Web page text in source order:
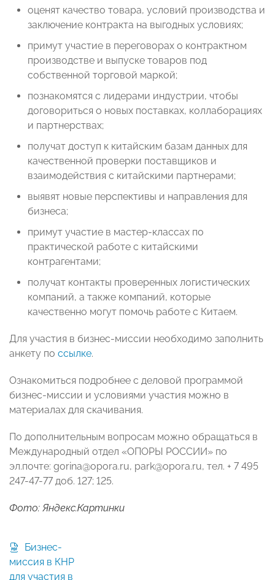
оценят качество товара, условий производства и
заключение контракта на выгодных условиях;
примут участие в переговорах о контрактном
производстве и выпуске товаров под
собственной торговой маркой;
познакомятся с лидерами индустрии, чтобы
договориться о новых поставках, коллаборациях
и партнерствах;
получат доступ к китайским базам данных для
качественной проверки поставщиков и
взаимодействия с китайскими партнерами;
выявят новые перспективы и направления для
бизнеса;
примут участие в мастер-классах по
практической работе с китайскими
контрагентами;
получат контакты проверенных логистических
компаний, а также компаний, которые
качественно могут помочь работе с Китаем.
Для участия в бизнес-миссии необходимо заполнить
анкету по ссылке.
Ознакомиться подробнее с деловой программой
бизнес-миссии и условиями участия можно в
материалах для скачивания.
По дополнительным вопросам можно обращаться в
Международный отдел «ОПОРЫ РОССИИ» по
эл.почте: gorina@opora.ru, park@opora.ru, тел. + 7 495
247-47-77 доб. 127; 125.
Фото: Яндекс.Картинки
миссия в КНР
для участия в